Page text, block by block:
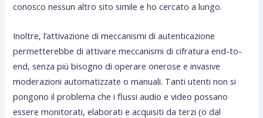
conosco nessun altro sito simile e ho cercato a lungo.
Inoltre, l’attivazione di meccanismi di autenticazione
permetterebbe di attivare meccanismi di cifratura end-to-
end, senza più bisogno di operare onerose e invasive
moderazioni automatizzate o manuali. Tanti utenti non si
pongono il problema che i flussi audio e video possano
essere monitorati, elaborati e acquisiti da terzi (o dal